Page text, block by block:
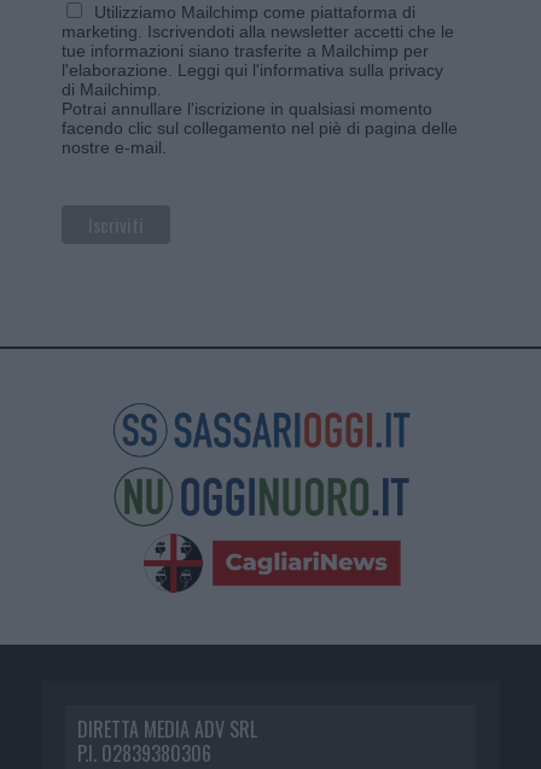
Utilizziamo Mailchimp come piattaforma di
marketing. Iscrivendoti alla newsletter accetti che le
tue informazioni siano trasferite a Mailchimp per
l'elaborazione. Leggi qui l'informativa sulla privacy
di Mailchimp
Potrai annullare l'iscrizione in qualsiasi momento
facendo clic sul collegamento nel piè di pagina delle
nostre e-mail.
DIRETTA MEDIA ADV SRL
P.I. 02839380306